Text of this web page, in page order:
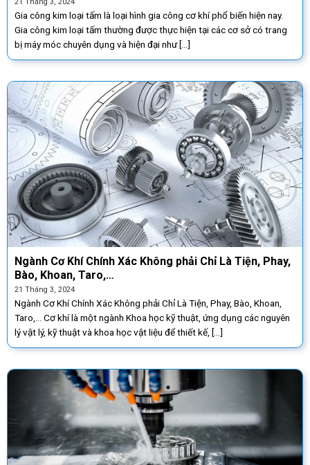
Gia công kim loại tấm là loại hình gia công cơ khí phổ biến hiện nay.
Gia công kim loại tấm thường được thực hiện tại các cơ sở có trang
bị máy móc chuyên dụng và hiện đại như [...]
Ngành Cơ Khí Chính Xác Không phải Chỉ Là Tiện, Phay,
Bào, Khoan, Taro,…
21 Tháng 3, 2024
Ngành Cơ Khí Chính Xác Không phải Chỉ Là Tiện, Phay, Bào, Khoan,
Taro,… Cơ khí là một ngành Khoa học kỹ thuật, ứng dụng các nguyên
lý vật lý, kỹ thuật và khoa học vật liệu để thiết kế, [...]